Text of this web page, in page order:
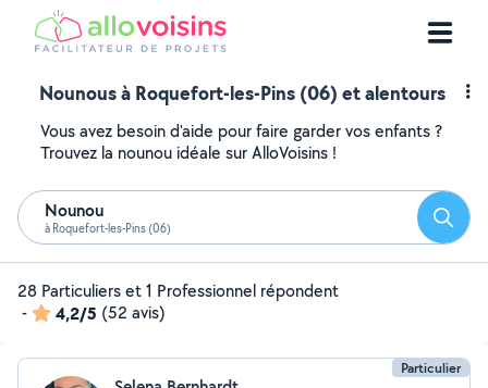
Nounous à Roquefort-les-Pins (06) et alentours
Vous avez besoin d'aide pour faire garder vos enfants ?
Trouvez la nounou idéale sur AlloVoisins !
Nounou
à Roquefort-les-Pins (06)
28 Particuliers et 1 Professionnel répondent
-
4,2/5 (52 avis)
Particulier